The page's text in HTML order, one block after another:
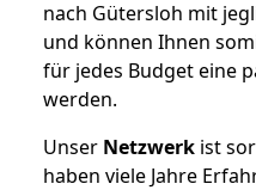
nach Gütersloh mit
und können Ihnen
für jedes Budget eine
werden.
Unser Netzwerk ist
haben viele Jahre